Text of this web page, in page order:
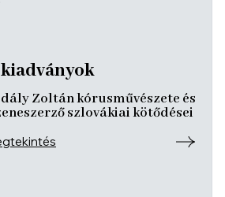
Zoltán kórusművészete és
szlovákiai kötődései